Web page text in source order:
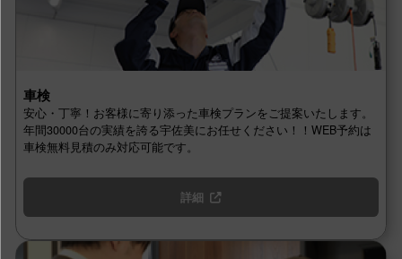
車検
安心・丁寧！お客様に寄り添った車検プランをご提案いたします。
年間30000台の実績を誇る宇佐美にお任せください！！WEB予約は
車検無料見積のみ対応可能です。
詳細